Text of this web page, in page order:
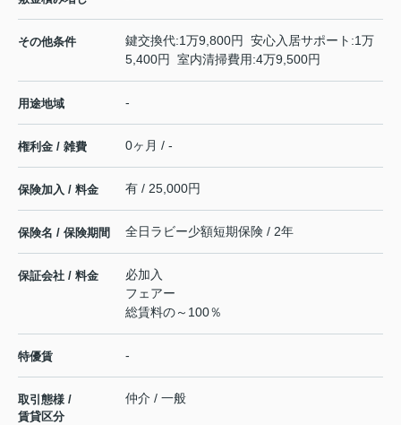
その他条件
鍵交換代:1万9,800円 安心入居サポート:1万
5,400円 室内清掃費用:4万9,500円
用途地域 -
権利金 / 雑費 0ヶ月 / -
保険加入 / 料金 有 / 25,000円
保険名 / 保険期間 全日ラビー少額短期保険 / 2年
保証会社 / 料金
必加入
フェアー
総賃料の～100％
特優賃 -
取引態様 /
賃貸区分
仲介 / 一般